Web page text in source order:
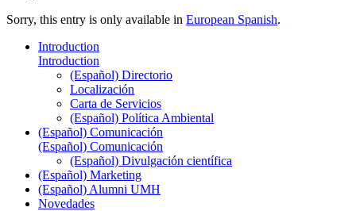
Sorry, this entry is only available in European Spanish.
Introduction
Introduction
(Español) Directorio
Localización
Carta de Servicios
(Español) Política Ambiental
(Español) Comunicación
(Español) Comunicación
(Español) Divulgación científica
(Español) Marketing
(Español) Alumni UMH
Novedades